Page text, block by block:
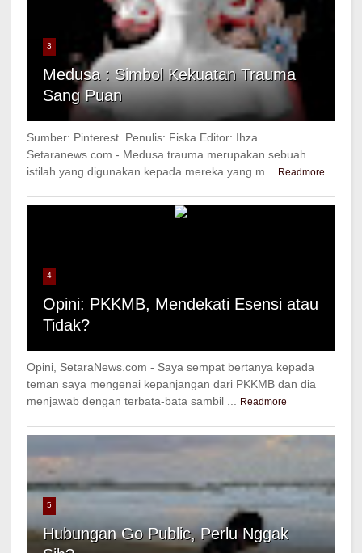
3
Medusa : Simbol Kekuatan Trauma
Sang Puan
Sumber: Pinterest Penulis: Fiska Editor: Ihza
Setaranews.com - Medusa trauma merupakan sebuah
istilah yang digunakan kepada mereka yang m...
Readmore
4
Opini: PKKMB, Mendekati Esensi atau
Tidak?
Opini, SetaraNews.com - Saya sempat bertanya kepada
teman saya mengenai kepanjangan dari PKKMB dan dia
menjawab dengan terbata-bata sambil ...
Readmore
5
Hubungan Go Public, Perlu Nggak